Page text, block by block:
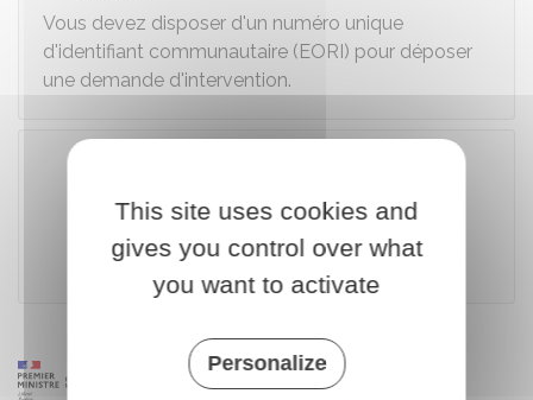
Vous devez disposer d'un numéro unique
d'identifiant communautaire (EORI) pour déposer
une demande d'intervention.
Accéder au téléservice
This site uses cookies and
gives you control over what
you want to activate
Personalize